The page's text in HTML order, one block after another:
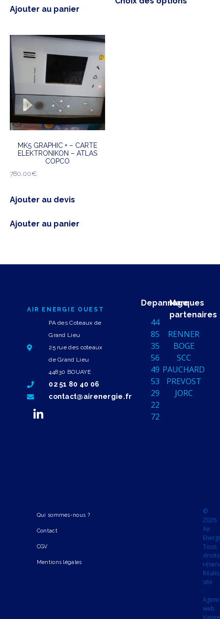
Ajouter au panier
MK5 GRAPHIC + – CARTE
ELEKTRONIKON – ATLAS
COPCO
780,00€
Ajouter au devis
Ajouter au panier
AIR ENERGIE OUEST
PA des Coteaux de
Grand Lieu
25 rue des coteaux
de Grand Lieu
44830 BOUAYE
02 51 80 40 06
contact@airenergie.fr
Depannage
44
85
35
56
49
53
29
22
72
Marques
partenaires
RENNER
BOGE
SCC
PAUCHARD
PREVOST
JORC
Qui sommes-nous ?
Contact
CGV
Mentions légales
©
2026
Air
Tous
droits
site
:
web